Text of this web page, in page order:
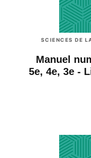
SCIENCES DE
Manuel
5e, 4e, 3e -